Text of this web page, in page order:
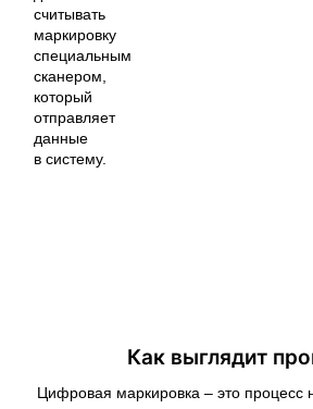
считывать
маркировку
специальным
сканером,
который
отправляет
данные
в систему.
Как выглядит
Цифровая маркировка – это процесс